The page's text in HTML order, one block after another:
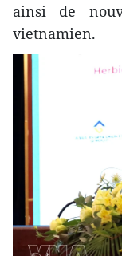
ainsi de
vietnamien.